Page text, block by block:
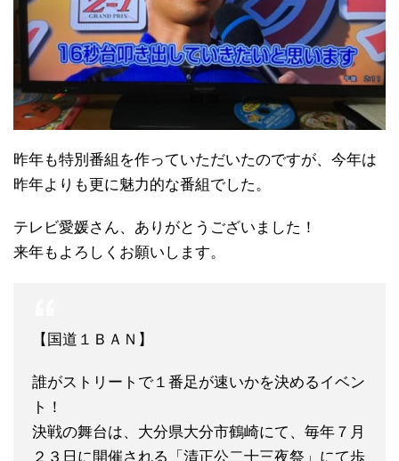
昨年も特別番組を作っていただいたのですが、今年は
昨年よりも更に魅力的な番組でした。
テレビ愛媛さん、ありがとうございました！
来年もよろしくお願いします。
【国道１ＢＡＮ】
誰がストリートで１番足が速いかを決めるイベン
ト！
決戦の舞台は、大分県大分市鶴崎にて、毎年７月
２３日に開催される「清正公二十三夜祭」にて歩